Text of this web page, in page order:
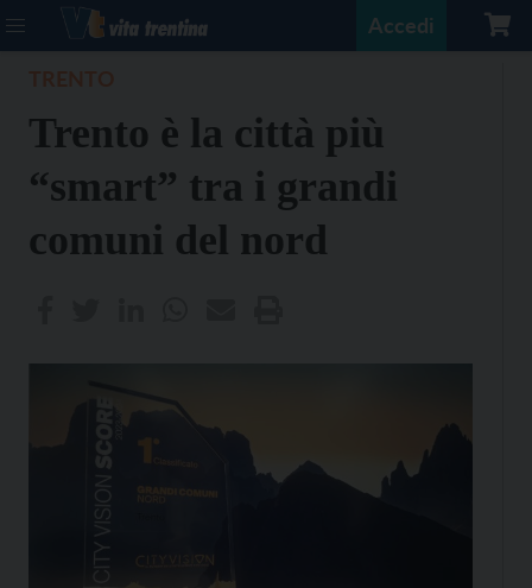
Accedi
Trento è la città più
“smart” tra i grandi
comuni del nord